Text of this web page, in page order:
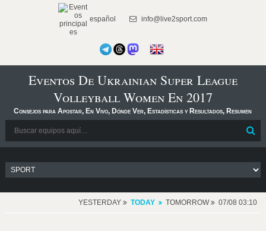
español info@live2sport.com
Eventos De Ukrainian Super League
Volleyball Women En 2017
Consejos para Apostar, En Vivo, Dónde Ver, Estadísticas y Resultados, Resumen
YESTERDAY TODAY TOMORROW 07/08 03:10